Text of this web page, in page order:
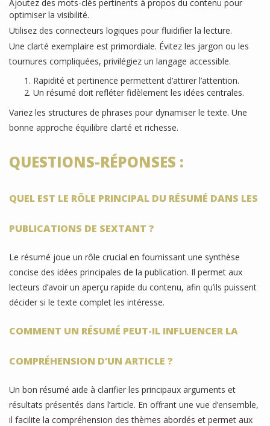
Ajoutez des mots-clés pertinents à propos du contenu pour
optimiser la visibilité.
Utilisez des connecteurs logiques pour fluidifier la lecture.
Une clarté exemplaire est primordiale. Évitez les jargon ou les
tournures compliquées, privilégiez un langage accessible.
Rapidité et pertinence permettent d’attirer l’attention.
Un résumé doit refléter fidèlement les idées centrales.
Variez les structures de phrases pour dynamiser le texte. Une
bonne approche équilibre clarté et richesse.
QUESTIONS-RÉPONSES :
QUEL EST LE RÔLE PRINCIPAL DU RÉSUMÉ DANS LES
PUBLICATIONS DE SEXTANT ?
Le résumé joue un rôle crucial en fournissant une synthèse
concise des idées principales de la publication. Il permet aux
lecteurs d’avoir un aperçu rapide du contenu, afin qu’ils puissent
décider si le texte complet les intéresse.
COMMENT UN RÉSUMÉ PEUT-IL INFLUENCER LA
COMPRÉHENSION D’UN ARTICLE ?
Un bon résumé aide à clarifier les principaux arguments et
résultats présentés dans l’article. En offrant une vue d’ensemble,
il facilite la compréhension des thèmes abordés et permet aux